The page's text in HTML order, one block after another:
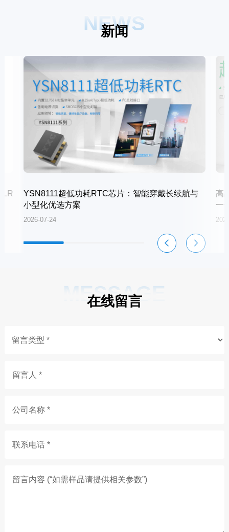
NEWS
新闻
YSN8111超低功耗RTC芯片：智能穿戴长续航与
小型化优选方案
2026-07-24
高
一
MESSAGE
在线留言
留言人 *
公司名称 *
联系电话 *
留言内容 (“如需样品请提供相关参数”)